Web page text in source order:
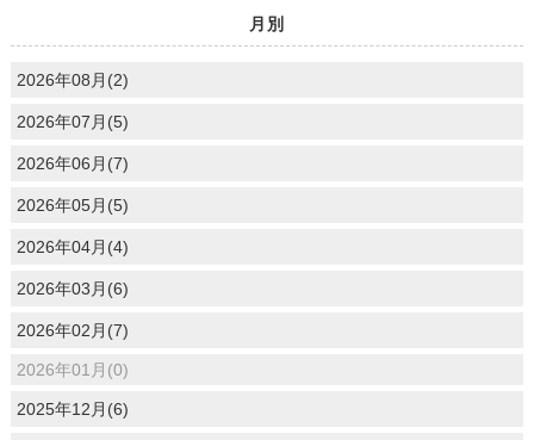
月別
2026年08月(2)
2026年07月(5)
2026年06月(7)
2026年05月(5)
2026年04月(4)
2026年03月(6)
2026年02月(7)
2026年01月(0)
2025年12月(6)